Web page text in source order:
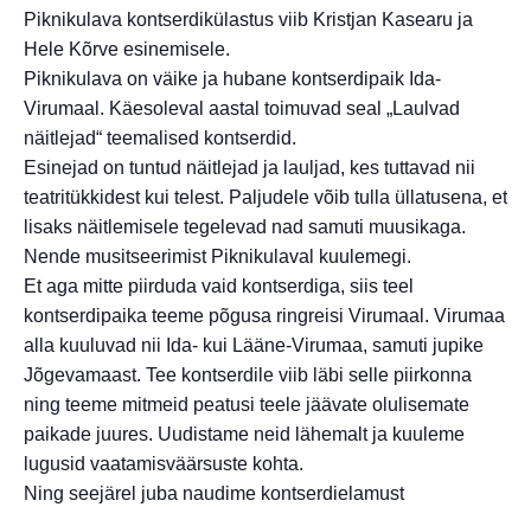
Piknikulava kontserdikülastus viib Kristjan Kasearu ja
Hele Kõrve esinemisele.
Piknikulava on väike ja hubane kontserdipaik Ida-
Virumaal. Käesoleval aastal toimuvad seal „Laulvad
näitlejad“ teemalised kontserdid.
Esinejad on tuntud näitlejad ja lauljad, kes tuttavad nii
teatritükkidest kui telest. Paljudele võib tulla üllatusena, et
lisaks näitlemisele tegelevad nad samuti muusikaga.
Nende musitseerimist Piknikulaval kuulemegi.
Et aga mitte piirduda vaid kontserdiga, siis teel
kontserdipaika teeme põgusa ringreisi Virumaal. Virumaa
alla kuuluvad nii Ida- kui Lääne-Virumaa, samuti jupike
Jõgevamaast. Tee kontserdile viib läbi selle piirkonna
ning teeme mitmeid peatusi teele jäävate olulisemate
paikade juures. Uudistame neid lähemalt ja kuuleme
lugusid vaatamisväärsuste kohta.
Ning seejärel juba naudime kontserdielamust